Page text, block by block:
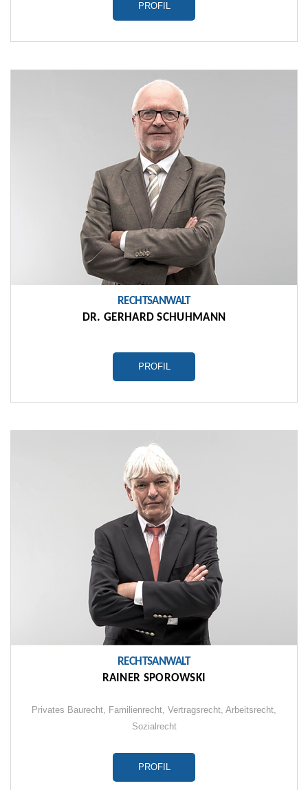
PROFIL
RECHTSANWALT
DR. GERHARD SCHUHMANN
PROFIL
RECHTSANWALT
RAINER SPOROWSKI
Privates Baurecht, Familienrecht, Vertragsrecht, Arbeitsrecht,
Sozialrecht
PROFIL